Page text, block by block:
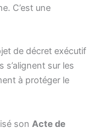
C’est une
de décret exécutif
s’alignent sur les
à protéger le
son Acte de